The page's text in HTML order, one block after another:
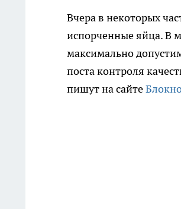
Вчера в некоторых
испорченные яйца. В
максимально
поста контроля
пишут на сайте